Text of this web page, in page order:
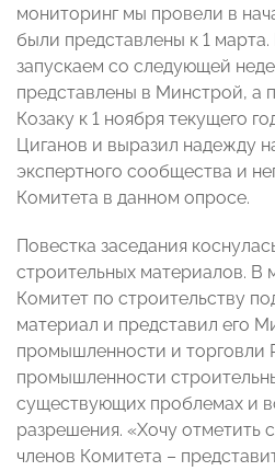
мониторинг мы провели в
были представлены к 1
запускаем со следующей
представлены в Минстрой, а
Козаку к 1 ноября текущего
Циганов и выразил надежду
экспертного сообщества и
Комитета в данном опросе.
Повестка заседания
строительных материалов. В
Комитет по строительству
материал и представил его
промышленности и торговли
промышленности
существующих проблемах и
разрешения. «Хочу отметить
членов Комитета –